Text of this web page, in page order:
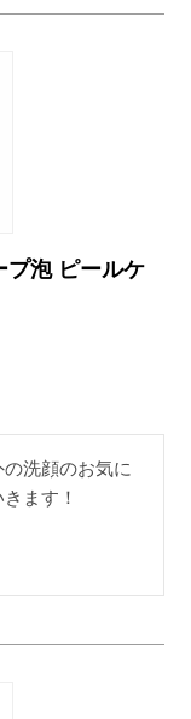
プ泡 ピールケ
洗顔のお気に
ます！